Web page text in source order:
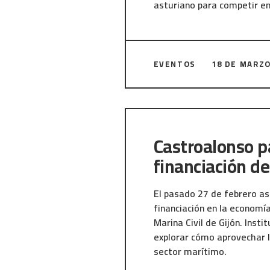
asturiano para competir
El III Encuentro del
pymes del Corredor Norte
tecnológica del país. No
capacidad real de
Desde Castroalonso
proyectos duales,
regulación, ética e
Precisamente encuentros
startups tecnológicas y
ecosistema, y que somos
por el conocimiento
EVENTOS 18 DE
Castroalonso
financiación
El pasado 27 de febrero
financiación en la
Marina Civil de Gijón.
explorar cómo
sector marítimo.